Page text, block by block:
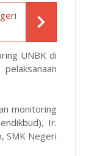
UNBK di
monitoring
Ir.
SMK Negeri